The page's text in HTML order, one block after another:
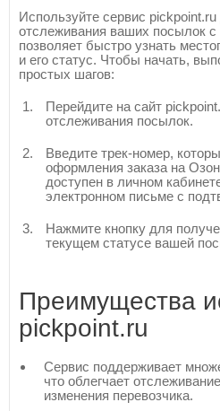
Используйте сервис
отслеживания ваших посылок
позволяет быстро узнать
и его статус. Чтобы начать,
простых шагов:
Перейдите на сайт
отслеживания посылок.
Введите трек-номер,
оформления заказа на
доступен в личном
электронном письме с
Нажмите кнопку для
текущем статусе вашей
Преимущества
pickpoint.ru
Сервис поддерживает
что облегчает
изменения перевозчика.